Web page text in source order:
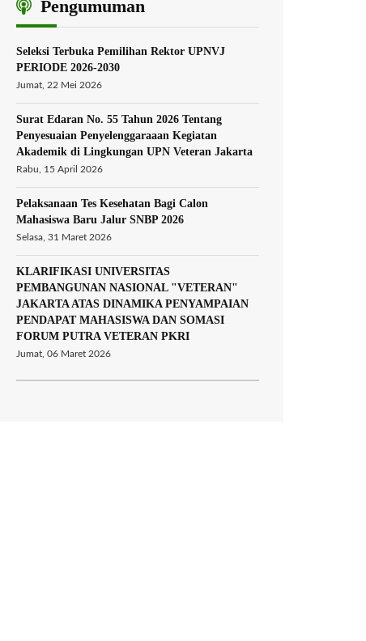
Pengumuman
Seleksi Terbuka Pemilihan Rektor UPNVJ
PERIODE 2026-2030
Jumat, 22 Mei 2026
Surat Edaran No. 55 Tahun 2026 Tentang
Penyesuaian Penyelenggaraaan Kegiatan
Akademik di Lingkungan UPN Veteran Jakarta
Rabu, 15 April 2026
Pelaksanaan Tes Kesehatan Bagi Calon
Mahasiswa Baru Jalur SNBP 2026
Selasa, 31 Maret 2026
KLARIFIKASI UNIVERSITAS
PEMBANGUNAN NASIONAL "VETERAN"
JAKARTA ATAS DINAMIKA PENYAMPAIAN
PENDAPAT MAHASISWA DAN SOMASI
FORUM PUTRA VETERAN PKRI
Jumat, 06 Maret 2026